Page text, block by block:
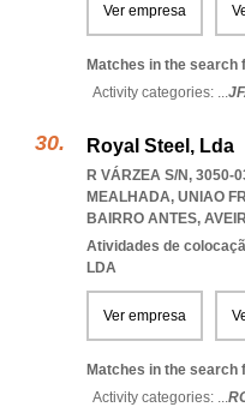
Ver empresa
Matches in the search
Activity categories: ...
Royal Steel, Lda
R VÁRZEA S/N, 3050-
MEALHADA, UNIAO
BAIRRO ANTES,
Atividades de
LDA
Ver empresa
Matches in the search
Activity categories: ...